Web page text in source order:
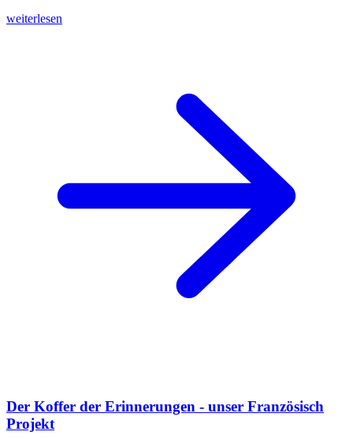
weiterlesen
Der Koffer der Erinnerungen - unser Französisch
Projekt